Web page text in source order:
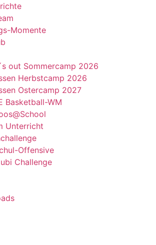
Momente
out Sommercamp 2026
Herbstcamp 2026
Ostercamp 2027
Basketball-WM
Unterricht
Offensive
Challenge